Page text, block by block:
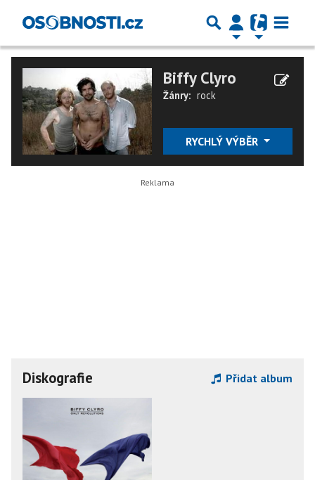
Biffy Clyro
Žánry: rock
RYCHLÝ VÝBĚR
Diskografie Přidat album